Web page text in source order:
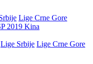
Lige Crne Gore
2019 Kina
Lige Srbije Lige Crne Gore